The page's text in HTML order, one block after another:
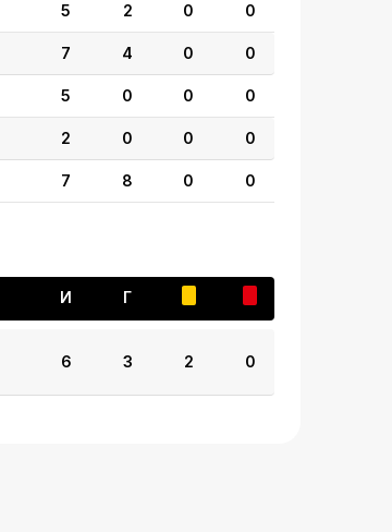
5 2 0 0
7 4 0 0
5 0 0 0
2 0 0 0
7 8 0 0
И Г
6 3 2 0